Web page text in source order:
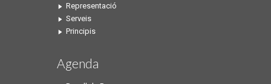
Representació
Serveis
Principis
Agenda